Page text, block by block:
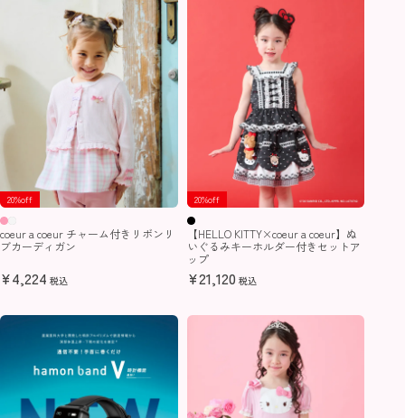
20%off
coeur a coeur チャーム付きリボンリ
ブカーディガン
¥4,224 税込
20%off
【HELLO KITTY×coeur a coeur】ぬ
いぐるみキーホルダー付きセットア
ップ
¥21,120 税込